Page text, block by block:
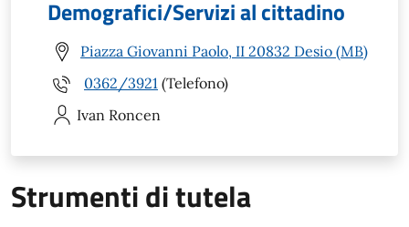
Demografici/Servizi al cittadino
Piazza Giovanni Paolo, II 20832 Desio (MB)
0362/3921 (Telefono)
Ivan Roncen
Strumenti di tutela